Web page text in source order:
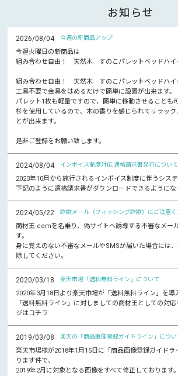
お知らせ
2026/08/04 今週の新商品アップ
今週火曜日の新商品は
組み合わせ自由！ 天然木 すのこパレットベッドハイ
組み合わせ自由！ 天然木 すのこパレットベッドハイ
工具不要で金具をはめるだけで簡単に設置が出来ます。
パレット1枚も軽量ですので、簡単に移動させることも可
杉を使用しているので、木の香りを感じられてリラッ
とが出来ます。
是非ご登録をお願い致します。
2024/08/04 インボイス制度対応 適格請求書発行について
2023年10月から施行されるインボイス制度に伴うシステ
下記のように適格請求書がダウンロードできるようにな
2024/05/22 詐欺メール（フィッシング詐欺）にご注意く
商材王.comを名乗り、偽サイトへ誘導する不審なメー
す。
身に覚えのない不審なメールやSMSが届いた場合には
除してください。
2020/03/18 楽天市場「送料無料ライン」について
2020年3月18日より楽天市場が「送料無料ライン」を導
「送料無料ライン」に対しましての商材王としての対
ジはコチラ
2019/03/08 楽天の「商品画像登録ガイドライン」につい
楽天市場様が2018年1月15日に「商品画像登録ガイドラ
ります件で、
2019年2月に対象となる画像をすべて修正しております。